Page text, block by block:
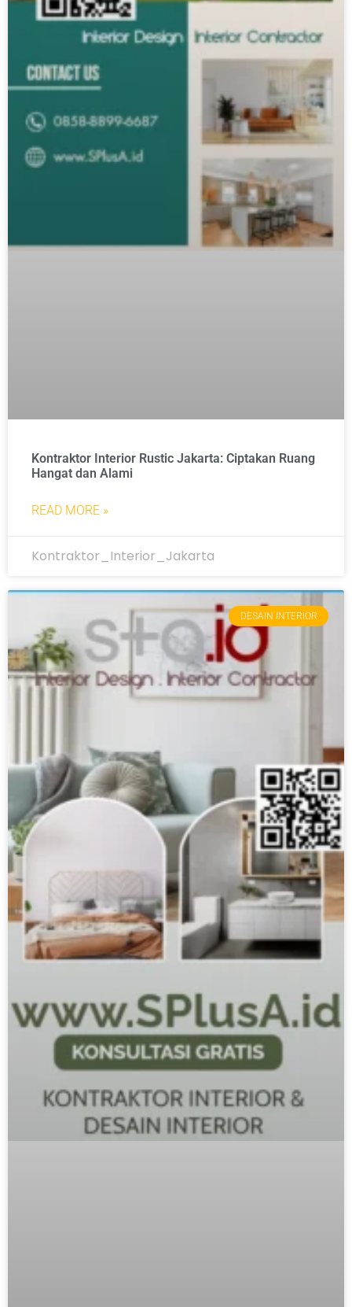
Kontraktor Interior Rustic Jakarta: Ciptakan Ruang
Hangat dan Alami
READ MORE »
Kontraktor_Interior_Jakarta
DESAIN INTERIOR